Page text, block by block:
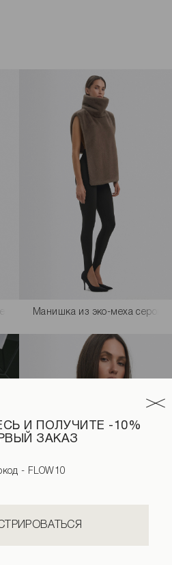
И ПОЛУЧИТЕ -10%
ЗАКАЗ
- FLOW10
серого цвета
Манишка из эко-меха серого